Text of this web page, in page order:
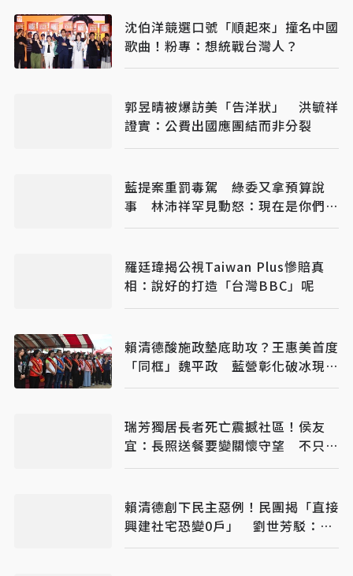
沈伯洋競選口號「順起來」撞名中國
歌曲！粉專：想統戰台灣人？
郭昱晴被爆訪美「告洋狀」 洪毓祥
證實：公費出國應團結而非分裂
藍提案重罰毒駕 綠委又拿預算說
事 林沛祥罕見動怒：現在是你們在
治理國家
羅廷瑋揭公視Taiwan Plus慘賠真
相：說好的打造「台灣BBC」呢
賴清德酸施政墊底助攻？王惠美首度
「同框」魏平政 藍營彰化破冰現曙
光
瑞芳獨居長者死亡震撼社區！侯友
宜：長照送餐要變關懷守望 不只是
送餐
賴清德創下民主惡例！民團揭「直接
興建社宅恐變0戶」 劉世芳駁：以
偏概全